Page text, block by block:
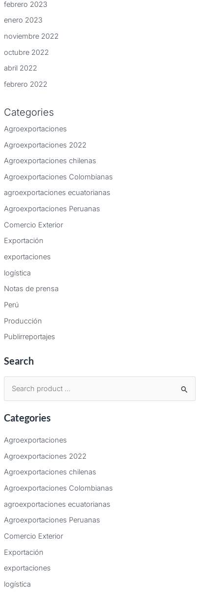
febrero 2023
enero 2023
noviembre 2022
octubre 2022
abril 2022
febrero 2022
Categories
Agroexportaciones
Agroexportaciones 2022
Agroexportaciones chilenas
Agroexportaciones Colombianas
agroexportaciones ecuatorianas
Agroexportaciones Peruanas
Comercio Exterior
Exportación
exportaciones
logística
Notas de prensa
Perú
Producción
Publirreportajes
Search
s
r
p
o
r
:
Categories
Agroexportaciones
Agroexportaciones 2022
Agroexportaciones chilenas
Agroexportaciones Colombianas
agroexportaciones ecuatorianas
Agroexportaciones Peruanas
Comercio Exterior
Exportación
exportaciones
logística